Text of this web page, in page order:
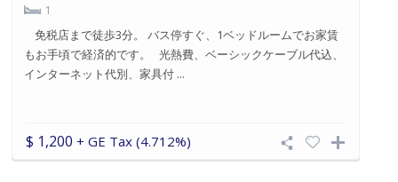
1
免税店まで徒歩3分。 バス停すぐ、1ベッドルームでお家賃
もお手頃で経済的です。 光熱費、ベーシックケーブル代込、
インターネット代別、家具付 ...
$ 1,200 + GE Tax (4.712%)